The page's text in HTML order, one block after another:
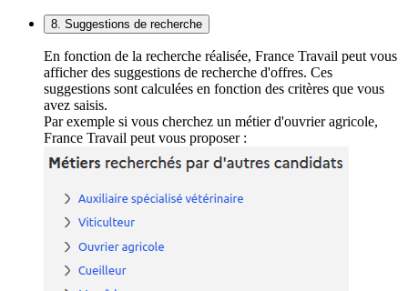
8. Suggestions de recherche
En fonction de la recherche réalisée, France Travail peut vous
afficher des suggestions de recherche d'offres. Ces
suggestions sont calculées en fonction des critères que vous
avez saisis.
Par exemple si vous cherchez un métier d'ouvrier agricole,
France Travail peut vous proposer :